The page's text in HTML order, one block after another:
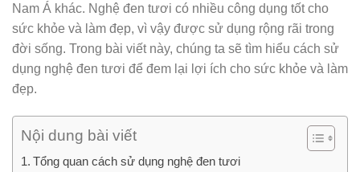
Nam Á khác. Nghệ đen tươi có nhiều công dụng tốt cho
sức khỏe và làm đẹp, vì vậy được sử dụng rộng rãi trong
đời sống. Trong bài viết này, chúng ta sẽ tìm hiểu cách sử
dụng nghệ đen tươi để đem lại lợi ích cho sức khỏe và làm
đẹp.
Nội dung bài viết
Tổng quan cách sử dụng nghệ đen tươi